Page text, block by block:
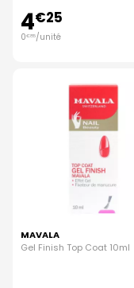
4€25
0€85/unité
MAVALA
Gel Finish Top Coat 10ml